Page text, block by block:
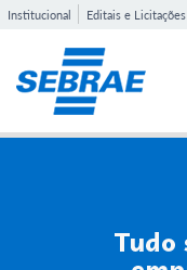
Institucional Editais e Licitações